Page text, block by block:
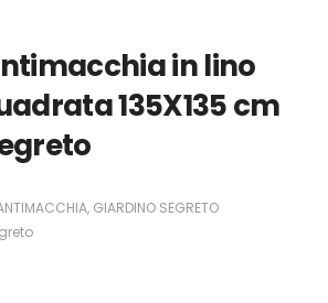
in lino
135X135 cm
, GIARDINO SEGRETO